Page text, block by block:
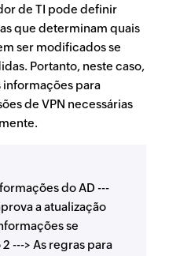
de TI pode definir
que determinam quais
ser modificados se
Portanto, neste caso,
informações para
de VPN necessárias
do AD ---
a atualização
se
---> As regras para